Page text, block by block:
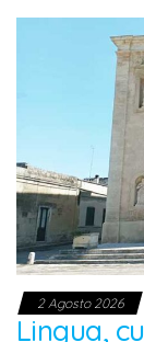
2 Agosto 2026
Lingua,